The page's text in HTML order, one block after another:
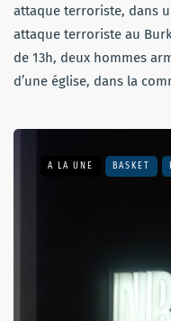
attaque terroriste, dans
attaque terroriste au
de 13h, deux hommes
d’une église, dans la
A LA UNE BASKET